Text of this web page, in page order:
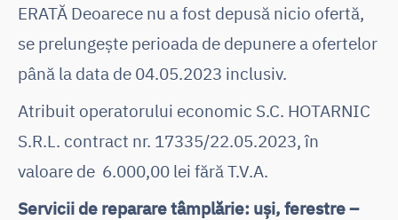
ERATĂ Deoarece nu a fost depusă nicio ofertă,
se prelungește perioada de depunere a ofertelor
până la data de 04.05.2023 inclusiv.
Atribuit operatorului economic S.C. HOTARNIC
S.R.L. contract nr. 17335/22.05.2023, în
valoare de 6.000,00 lei fără T.V.A.
Servicii de reparare tâmplărie: uși, ferestre –